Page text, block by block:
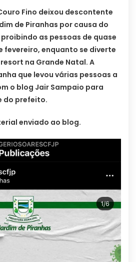
Fino deixou descontente
de Piranhas por causa do
as pessoas de quase
fevereiro, enquanto se diverte
na Grande Natal. A
que levou várias pessoas a
o blog Jair Sampaio para
do prefeito.
enviado ao blog.